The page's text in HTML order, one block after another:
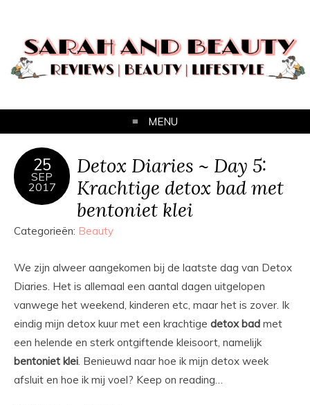
MENU
25
SEP
2017
Detox Diaries ~ Day 5:
Krachtige detox bad met
bentoniet klei
Categorieën: Beauty
We zijn alweer aangekomen bij de laatste dag van Detox
Diaries. Het is allemaal een aantal dagen uitgelopen
vanwege het weekend, kinderen etc, maar het is zover. Ik
eindig mijn detox kuur met een krachtige detox bad met
een helende en sterk ontgiftende kleisoort, namelijk
bentoniet klei. Benieuwd naar hoe ik mijn detox week
afsluit en hoe ik mij voel? Keep on reading…